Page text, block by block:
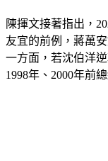
陳揮文接著指出，
友宜的前例，蔣萬
一方面，若沈伯洋
1998年、2000年前